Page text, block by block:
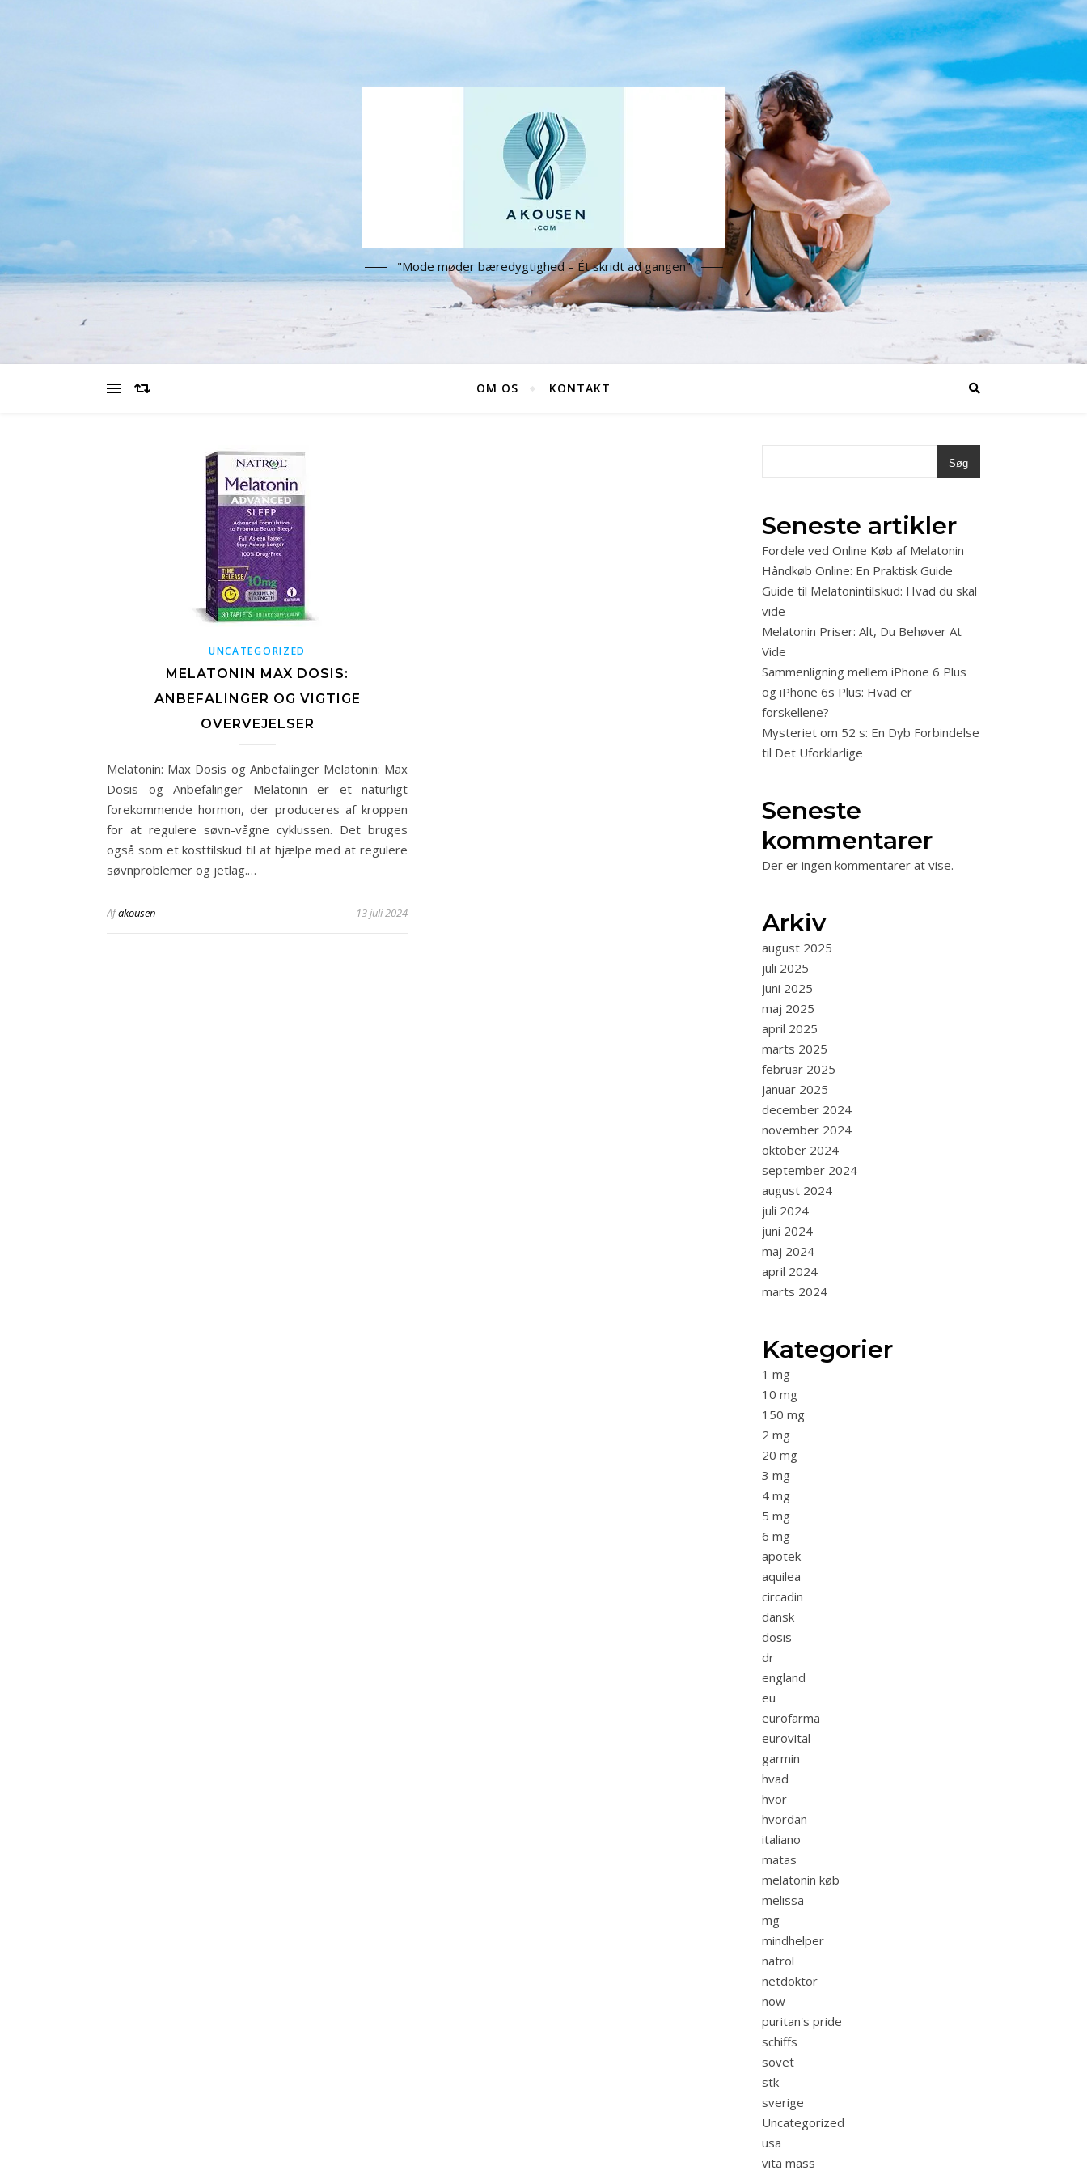
"Mode møder bæredygtighed – Ét skridt ad gangen"
OM OS KONTAKT
UNCATEGORIZED
MELATONIN MAX DOSIS:
ANBEFALINGER OG VIGTIGE
OVERVEJELSER
Melatonin: Max Dosis og Anbefalinger Melatonin: Max
Dosis og Anbefalinger Melatonin er et naturligt
forekommende hormon, der produceres af kroppen
for at regulere søvn-vågne cyklussen. Det bruges
også som et kosttilskud til at hjælpe med at regulere
søvnproblemer og jetlag.…
Afakousen 13 juli 2024
Søg
Seneste artikler
Fordele ved Online Køb af Melatonin
Håndkøb Online: En Praktisk Guide
Guide til Melatonintilskud: Hvad du skal
vide
Melatonin Priser: Alt, Du Behøver At
Vide
Sammenligning mellem iPhone 6 Plus
og iPhone 6s Plus: Hvad er
forskellene?
Mysteriet om 52 s: En Dyb Forbindelse
til Det Uforklarlige
Seneste
kommentarer
Der er ingen kommentarer at vise.
Arkiv
august 2025
juli 2025
juni 2025
maj 2025
april 2025
marts 2025
februar 2025
januar 2025
december 2024
november 2024
oktober 2024
september 2024
august 2024
juli 2024
juni 2024
maj 2024
april 2024
marts 2024
Kategorier
1 mg
10 mg
150 mg
2 mg
20 mg
3 mg
4 mg
5 mg
6 mg
apotek
aquilea
circadin
dansk
dosis
dr
england
eu
eurofarma
eurovital
garmin
hvad
hvor
hvordan
italiano
matas
melatonin køb
melissa
mg
mindhelper
natrol
netdoktor
now
puritan's pride
schiffs
sovet
stk
sverige
Uncategorized
usa
vita mass